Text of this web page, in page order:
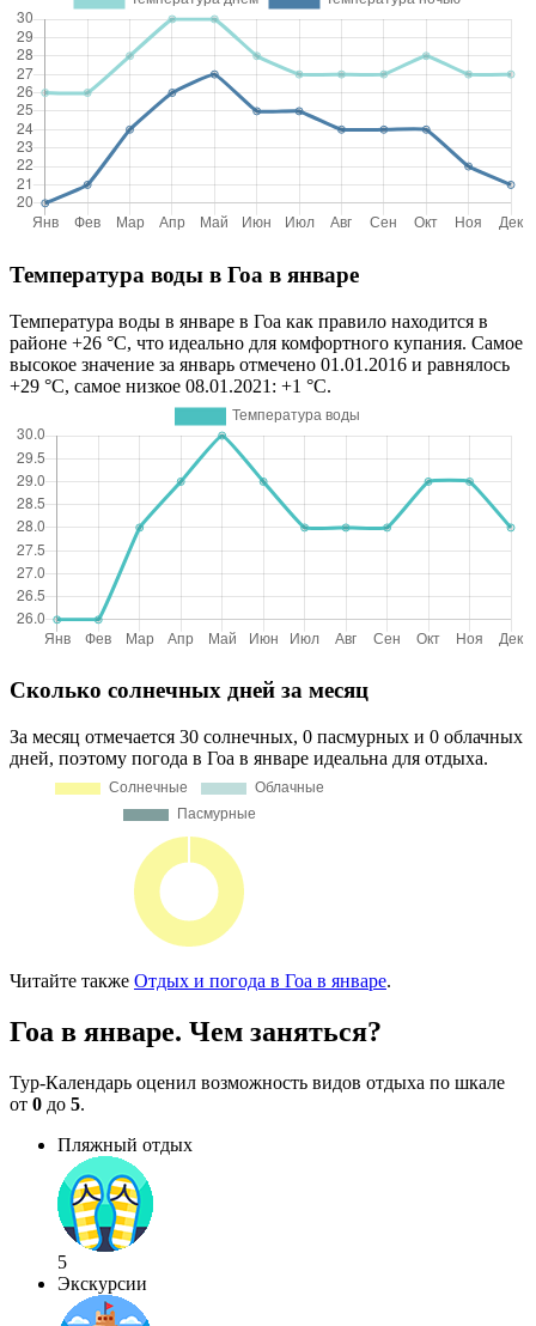
Температура воды в Гоа в январе
Температура воды в январе в Гоа как правило находится в
районе +26 °C, что идеально для комфортного купания. Самое
высокое значение за январь отмечено 01.01.2016 и равнялось
+29 °C, самое низкое 08.01.2021: +1 °C.
Сколько солнечных дней за месяц
За месяц отмечается 30 солнечных, 0 пасмурных и 0 облачных
дней, поэтому погода в Гоа в январе идеальна для отдыха.
Читайте также Отдых и погода в Гоа в январе.
Гоа в январе. Чем заняться?
Тур-Календарь оценил возможность видов отдыха по шкале
от 0 до 5.
Пляжный отдых
5
Экскурсии